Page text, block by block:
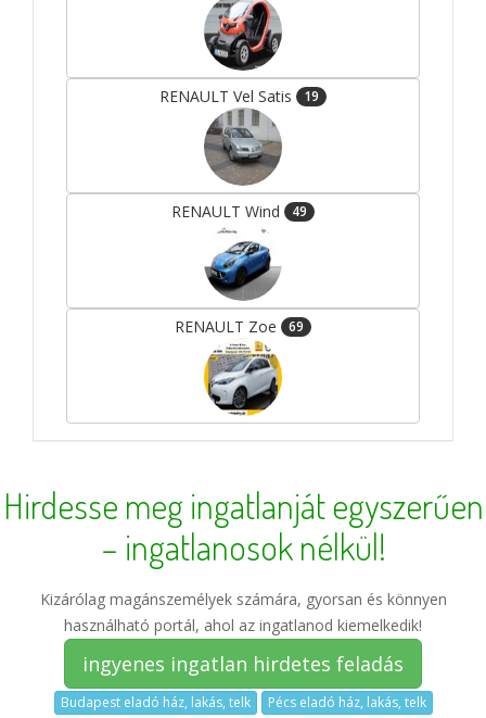
RENAULT Vel Satis 19
RENAULT Wind 49
RENAULT Zoe 69
Hirdesse meg ingatlanját egyszerűen
– ingatlanosok nélkül!
Kizárólag magánszemélyek számára, gyorsan és könnyen
használható portál, ahol az ingatlanod kiemelkedik!
ingyenes ingatlan hirdetes feladás
Budapest eladó ház, lakás, telk
Pécs eladó ház, lakás, telk